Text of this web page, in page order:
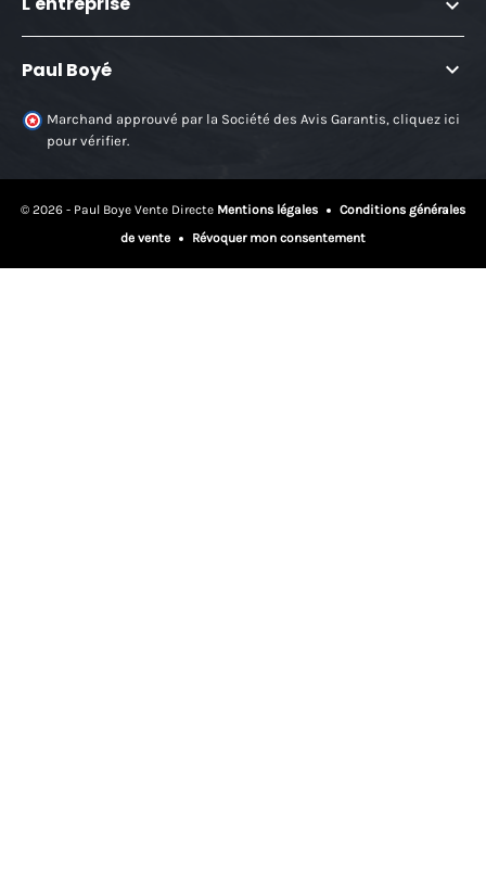
Paul Boyé 
Marchand approuvé par la Société des Avis Garantis, cliquez ici
pour vérifier.
© 2026 - Paul Boye Vente Directe Mentions légales
Conditions générales
de vente
Révoquer mon consentement